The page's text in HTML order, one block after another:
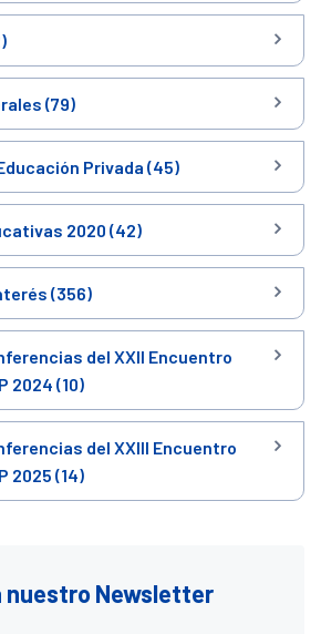
(79)
Privada (45)
2020 (42)
(356)
del XXII Encuentro
2024 (10)
del XXIII Encuentro
2025 (14)
nuestro Newsletter